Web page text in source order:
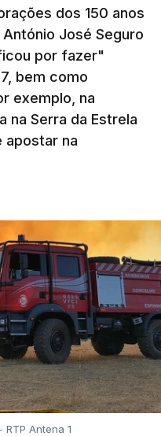
dos 150 anos
José Seguro
por fazer"
bem como
exemplo, na
na Serra da Estrela
apostar na
RTP Antena 1